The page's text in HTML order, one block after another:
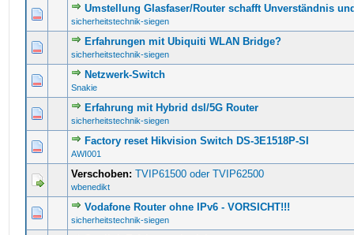
Umstellung Glasfaser/Router schafft Unverständnis
sicherheitstechnik-siegen
0 Bewertung(en) - 0 von 5 durchschnittlich
123 45
Erfahrungen mit Ubiquiti WLAN Bridge?
sicherheitstechnik-siegen
0 Bewertung(en) - 0 von 5 durchschnittlich
1234 5
Netzwerk-Switch
Snakie
0 Bewertung(en) - 0 von 5 durchschnittlich
12345
Erfahrung mit Hybrid dsl/5G Router
sicherheitstechnik-siegen
0 Bewertung(en) - 0 von 5 durchschnittlich
12 345
Factory reset Hikvision Switch DS-3E1518P-SI
AWI001
0 Bewertung(en) - 0 von 5 durchschnittlich
12345
Verschoben: TVIP61500 oder TVIP62500
wbenedikt
Vodafone Router ohne IPv6 - VORSICHT!!!
sicherheitstechnik-siegen
0 Bewertung(en) - 0 von 5 durchschnittlich
12345